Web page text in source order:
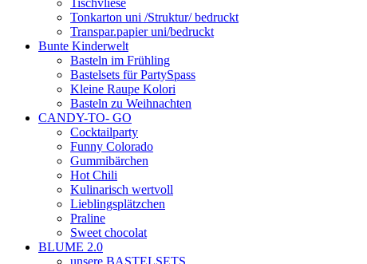
Tonkarton uni /Struktur/ bedruckt
Transpar.papier uni/bedruckt
Bunte Kinderwelt
Basteln im Frühling
Bastelsets für PartySpass
Kleine Raupe Kolori
Basteln zu Weihnachten
CANDY-TO- GO
Cocktailparty
Funny Colorado
Gummibärchen
Hot Chili
Kulinarisch wertvoll
Lieblingsplätzchen
Praline
Sweet chocolat
BLUME 2.0
unsere BASTELSETS